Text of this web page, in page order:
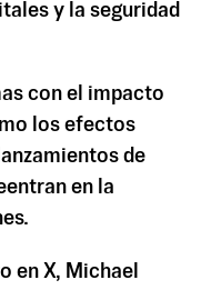
y la seguridad
con el impacto
los efectos
de
en la
en X, Michael